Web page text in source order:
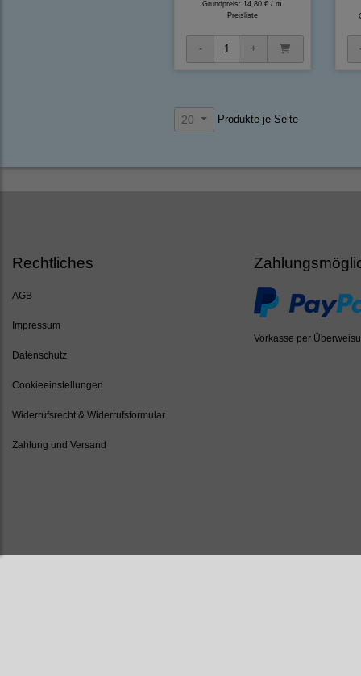
Grundpreis: 14,80 € / m
Preisliste
20 Produkte je Seite
Rechtliches
AGB
Impressum
Datenschutz
Cookieeinstellungen
Widerrufsrecht & Widerrufsformular
Zahlung und Versand
Vorkasse per